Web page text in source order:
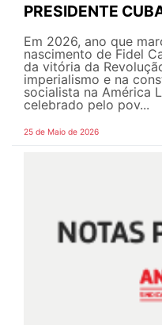
PRESIDENTE
Em 2026, ano que
nascimento de Fidel
da vitória da
imperialismo e na
socialista na América
celebrado pelo pov...
25 de Maio de 2026